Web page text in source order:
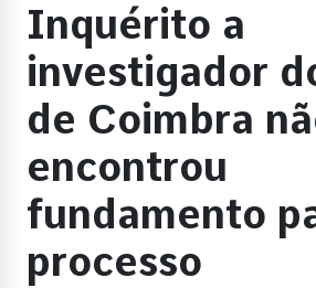
Inquérito a
investigador
de Coimbra
encontrou
fundamento
processo